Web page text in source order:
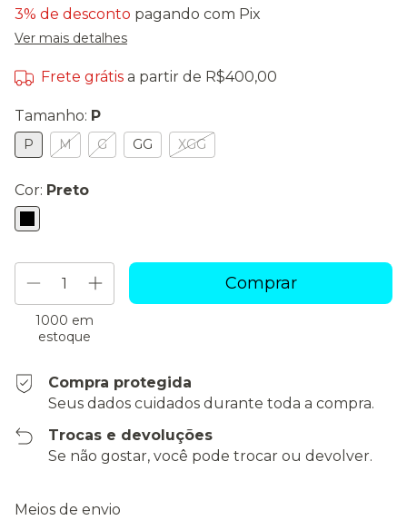
3% de desconto pagando com Pix
Ver mais detalhes
Frete grátis a partir de R$400,00
Tamanho: P
P M G GG XGG
Cor: Preto
1000 em
estoque
Compra protegida
Seus dados cuidados durante toda a compra.
Trocas e devoluções
Se não gostar, você pode trocar ou devolver.
Entregas para o CEP:
Meios de envio